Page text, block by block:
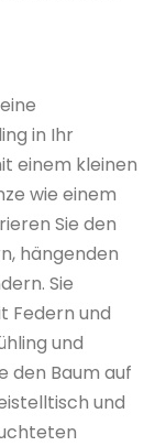
in Ihr
einem kleinen
wie einem
Sie den
hängenden
Sie
Federn und
und
den Baum auf
und